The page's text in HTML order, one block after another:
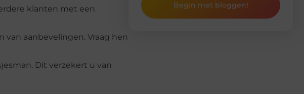
klanten met een
van aanbevelingen. Vraag hen
Dit verzekert u van
Begin met bloggen!